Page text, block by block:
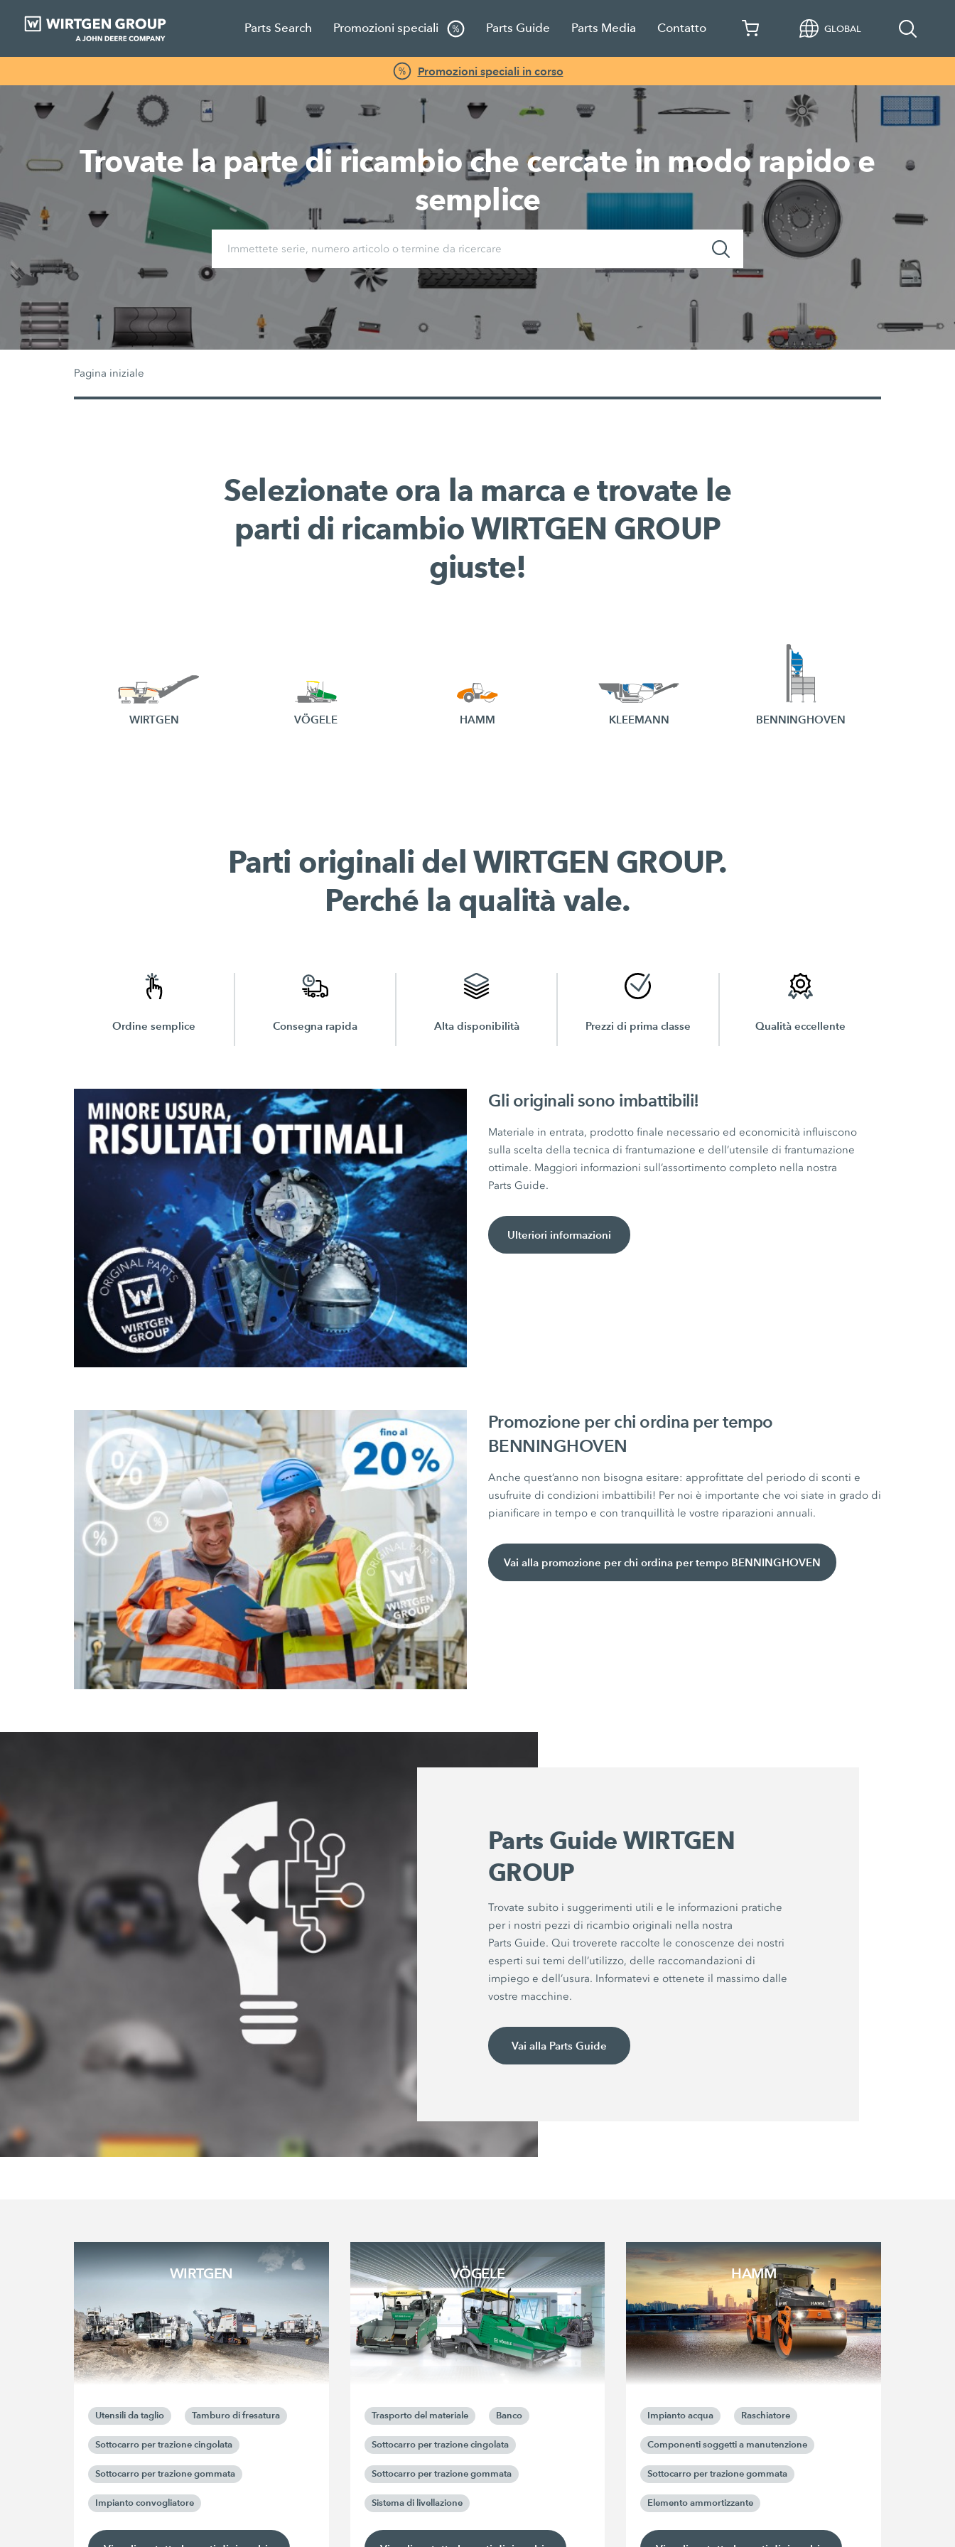
Parts Search Promozioni speciali Parts Guide Parts Media Contatto GLOBAL
Promozioni speciali in corso
Trovate la parte di ricambio che cercate in modo rapido e
semplice
Pagina iniziale
Selezionate ora la marca e trovate le
parti di ricambio WIRTGEN GROUP
giuste!
WIRTGEN VÖGELE HAMM KLEEMANN BENNINGHOVEN
Parti originali del WIRTGEN GROUP.
Perché la qualità vale.
Ordine semplice Consegna rapida Alta disponibilità Prezzi di prima classe Qualità eccellente
Gli originali sono imbattibili!
Materiale in entrata, prodotto finale necessario ed economicità influiscono
sulla scelta della tecnica di frantumazione e dell’utensile di frantumazione
ottimale. Maggiori informazioni sull’assortimento completo nella nostra
Parts Guide.
Ulteriori informazioni
Promozione per chi ordina per tempo
BENNINGHOVEN
Anche quest’anno non bisogna esitare: approfittate del periodo di sconti e
usufruite di condizioni imbattibili! Per noi è importante che voi siate in grado di
pianificare in tempo e con tranquillità le vostre riparazioni annuali.
Vai alla promozione per chi ordina per tempo BENNINGHOVEN
Parts Guide WIRTGEN
GROUP
Trovate subito i suggerimenti utili e le informazioni pratiche
per i nostri pezzi di ricambio originali nella nostra
Parts Guide. Qui troverete raccolte le conoscenze dei nostri
esperti sui temi dell’utilizzo, delle raccomandazioni di
impiego e dell’usura. Informatevi e ottenete il massimo dalle
vostre macchine.
Vai alla Parts Guide
WIRTGEN
Utensili da taglio Tamburo di fresatura
Sottocarro per trazione cingolata
Sottocarro per trazione gommata
Impianto convogliatore
VÖGELE
Trasporto del materiale Banco
Sottocarro per trazione cingolata
Sottocarro per trazione gommata
Sistema di livellazione
HAMM
Impianto acqua Raschiatore
Componenti soggetti a manutenzione
Sottocarro per trazione gommata
Elemento ammortizzante